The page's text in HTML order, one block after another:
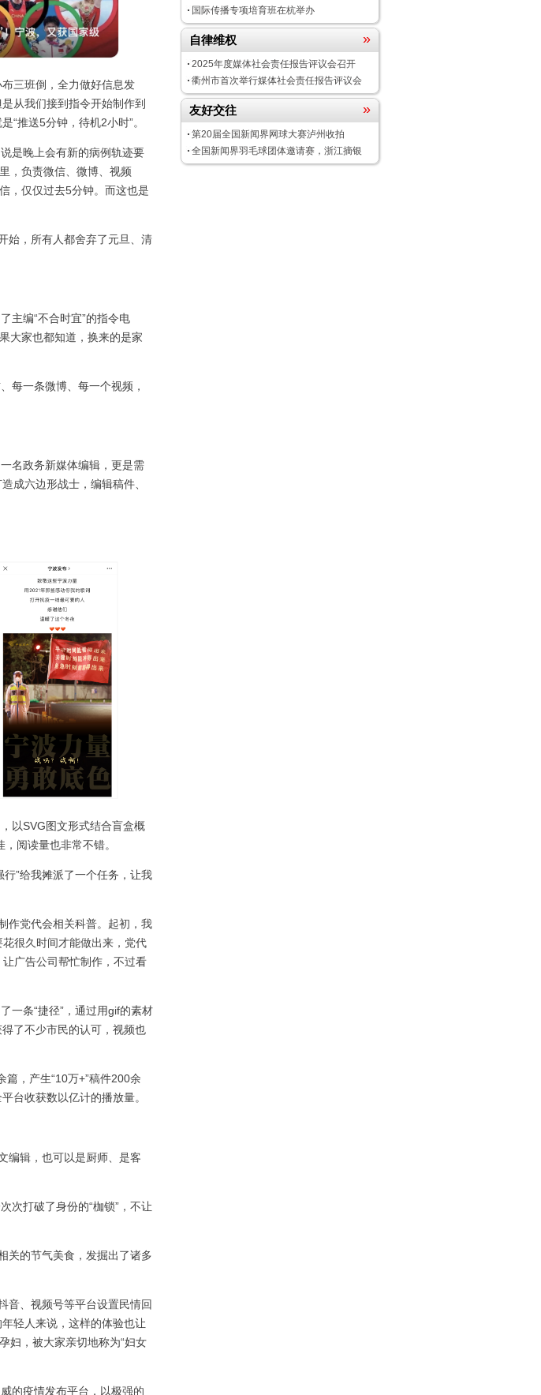
三班倒，全力做好信息发
从我们接到指令开始制作到
“推送5分钟，待机2小时”。
是晚上会有新的病例轨迹要
，负责微信、微博、视频
，仅仅过去5分钟。而这也是
始，所有人都舍弃了元旦、清
主编“不合时宜”的指令电
大家也都知道，换来的是家
每一条微博、每一个视频，
名政务新媒体编辑，更是需
成六边形战士，编辑稿件、
以SVG图文形式结合盲盒概
阅读量也非常不错。
”给我摊派了一个任务，让我
作党代会相关科普。起初，我
很久时间才能做出来，党代
广告公司帮忙制作，不过看
一条“捷径”，通过用gif的素材
了不少市民的认可，视频也
，产生“10万+”稿件200余
台收获数以亿计的播放量。
编辑，也可以是厨师、是客
次打破了身份的“枷锁”，不让
关的节气美食，发掘出了诸多
音、视频号等平台设置民情回
轻人来说，这样的体验也让
妇，被大家亲切地称为“妇女
的疫情发布平台，以极强的
国际传播专项培育班在杭举办
自律维权 »
2025年度媒体社会责任报告评议会召开
衢州市首次举行媒体社会责任报告评议会
友好交往 »
第20届全国新闻界网球大赛泸州收拍
全国新闻界羽毛球团体邀请赛，浙江摘银